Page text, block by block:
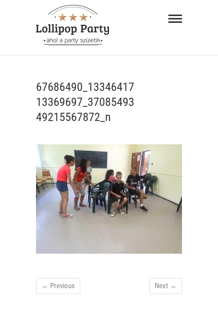
ahol a
születik
"AHOL A PARTY SZÜLETIK"
67686490_13346417
13369697_37085493
49215567872_n
← Previous Next →